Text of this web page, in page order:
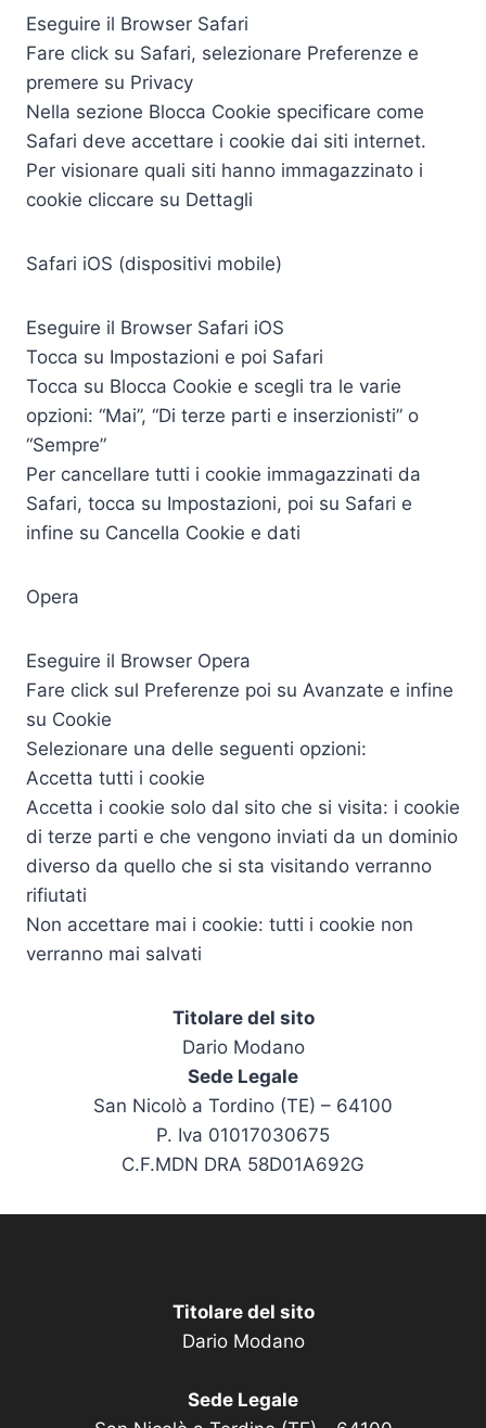
Eseguire il Browser Safari
Fare click su Safari, selezionare Preferenze e
premere su Privacy
Nella sezione Blocca Cookie specificare come
Safari deve accettare i cookie dai siti internet.
Per visionare quali siti hanno immagazzinato i
cookie cliccare su Dettagli
Safari iOS (dispositivi mobile)
Eseguire il Browser Safari iOS
Tocca su Impostazioni e poi Safari
Tocca su Blocca Cookie e scegli tra le varie
opzioni: “Mai”, “Di terze parti e inserzionisti” o
“Sempre”
Per cancellare tutti i cookie immagazzinati da
Safari, tocca su Impostazioni, poi su Safari e
infine su Cancella Cookie e dati
Opera
Eseguire il Browser Opera
Fare click sul Preferenze poi su Avanzate e infine
su Cookie
Selezionare una delle seguenti opzioni:
Accetta tutti i cookie
Accetta i cookie solo dal sito che si visita: i cookie
di terze parti e che vengono inviati da un dominio
diverso da quello che si sta visitando verranno
rifiutati
Non accettare mai i cookie: tutti i cookie non
verranno mai salvati
Titolare del sito
Dario Modano
Sede Legale
San Nicolò a Tordino (TE) – 64100
P. Iva 01017030675
C.F.MDN DRA 58D01A692G
Titolare del sito
Dario Modano
Sede Legale